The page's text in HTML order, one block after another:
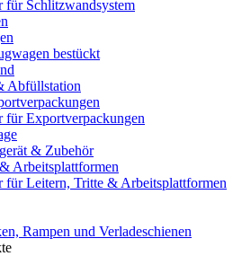
für Schlitzwandsystem
bestückt
Abfüllstation
für Exportverpackungen
& Zubehör
Arbeitsplattformen
für Leitern, Tritte & Arbeitsplattformen
Rampen und Verladeschienen